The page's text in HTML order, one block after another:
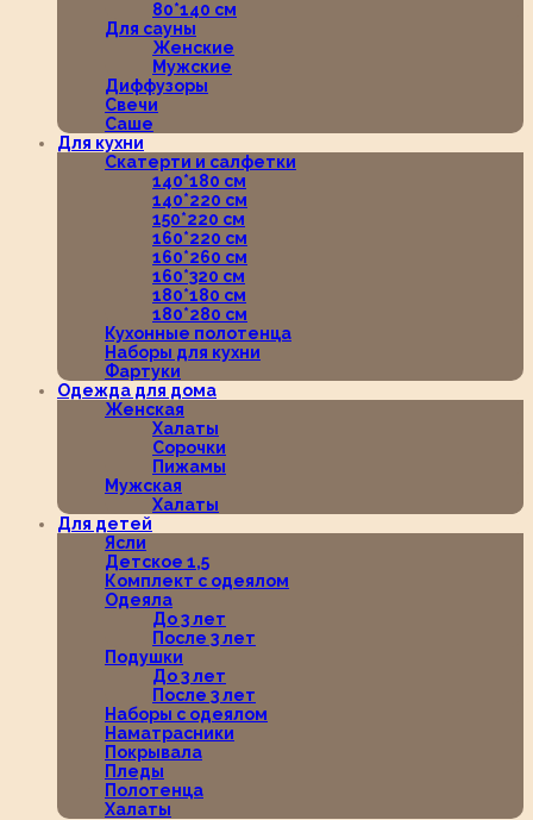
80*140 см
Для сауны
Женские
Мужские
Диффузоры
Свечи
Саше
Для кухни
Скатерти и салфетки
140*180 см
140*220 см
150*220 см
160*220 см
160*260 см
160*320 см
180*180 см
180*280 см
Кухонные полотенца
Наборы для кухни
Фартуки
Одежда для дома
Женская
Халаты
Сорочки
Пижамы
Мужская
Халаты
Для детей
Ясли
Детское 1,5
Комплект с одеялом
Одеяла
До 3 лет
После 3 лет
Подушки
До 3 лет
После 3 лет
Наборы с одеялом
Наматрасники
Покрывала
Пледы
Полотенца
Халаты